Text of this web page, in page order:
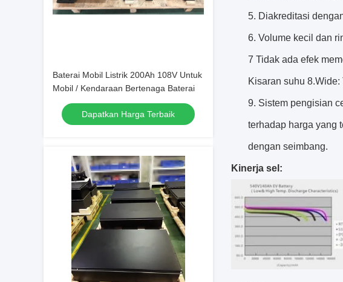
Baterai Mobil Listrik 200Ah 108V Untuk
Mobil / Kendaraan Bertenaga Baterai
Dapatkan Harga Terbaik
5. Diakreditasi
6. Volume kecil dan
7 Tidak ada efek
Kisaran suhu
9. Sistem pengisian
terhadap harga yang
dengan seimbang.
Kinerja sel: